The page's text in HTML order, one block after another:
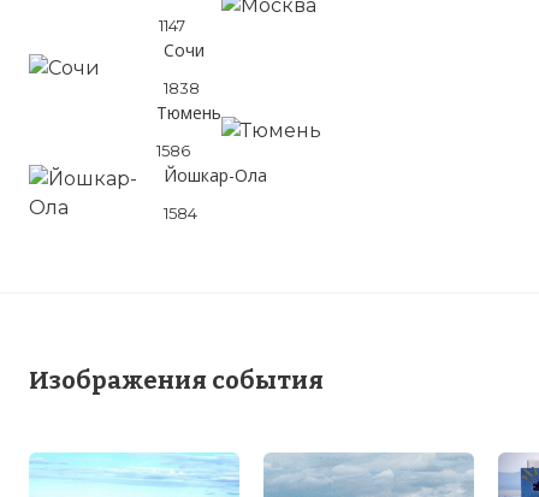
1147
Сочи
1838
Тюмень
1586
Йошкар-Ола
1584
Изображения события